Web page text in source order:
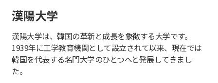
漢陽大学
漢陽大学は、韓国の革新と成長を象徴する大学です。
1939年に工学教育機関として設立されて以来、現在では
韓国を代表する名門大学のひとつへと発展してきまし
た。